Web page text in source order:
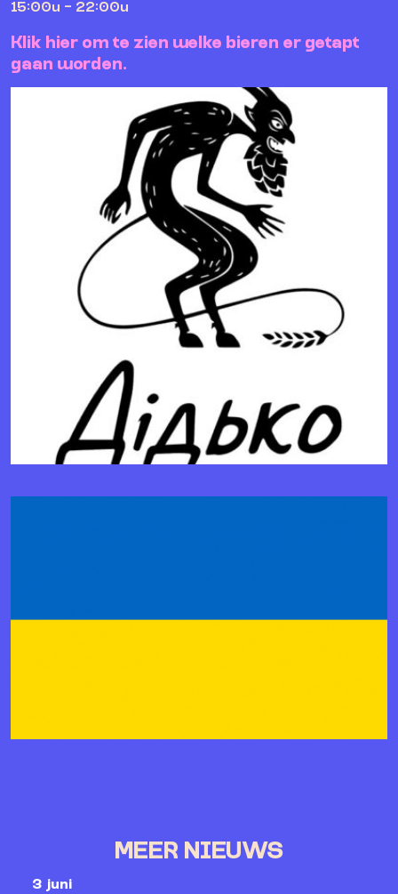
15:00u – 22:00u
Klik hier om te zien welke bieren er getapt
gaan worden.
MEER NIEUWS
3 juni